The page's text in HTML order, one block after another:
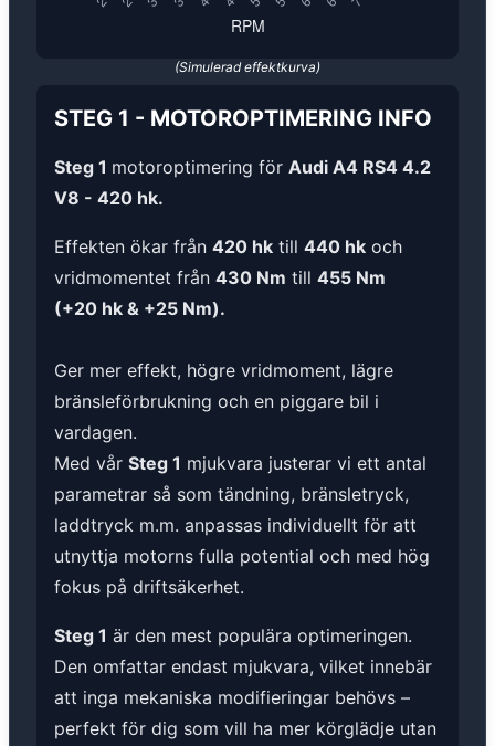
(Simulerad effektkurva)
STEG 1 - MOTOROPTIMERING INFO
Steg 1 motoroptimering för Audi A4 RS4 4.2
V8 - 420 hk.
Effekten ökar från 420 hk till 440 hk och
vridmomentet från 430 Nm till 455 Nm
(+20 hk & +25 Nm).
Ger mer effekt, högre vridmoment, lägre
bränsleförbrukning och en piggare bil i
vardagen.
Med vår Steg 1 mjukvara justerar vi ett antal
parametrar så som tändning, bränsletryck,
laddtryck m.m. anpassas individuellt för att
utnyttja motorns fulla potential och med hög
fokus på driftsäkerhet.
Steg 1 är den mest populära optimeringen.
Den omfattar endast mjukvara, vilket innebär
att inga mekaniska modifieringar behövs –
perfekt för dig som vill ha mer körglädje utan